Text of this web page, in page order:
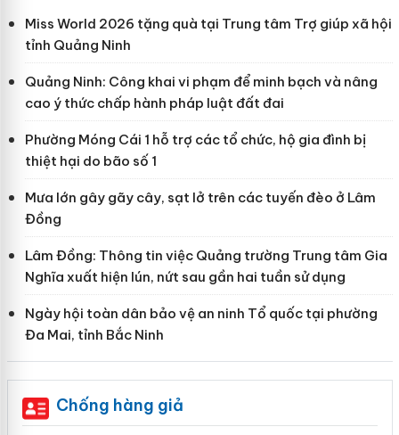
Miss World 2026 tặng quà tại Trung tâm Trợ giúp xã hội
tỉnh Quảng Ninh
Quảng Ninh: Công khai vi phạm để minh bạch và nâng
cao ý thức chấp hành pháp luật đất đai
Phường Móng Cái 1 hỗ trợ các tổ chức, hộ gia đình bị
thiệt hại do bão số 1
Mưa lớn gây gãy cây, sạt lở trên các tuyến đèo ở Lâm
Đồng
Lâm Đồng: Thông tin việc Quảng trường Trung tâm Gia
Nghĩa xuất hiện lún, nứt sau gần hai tuần sử dụng
Ngày hội toàn dân bảo vệ an ninh Tổ quốc tại phường
Đa Mai, tỉnh Bắc Ninh
Chống hàng giả